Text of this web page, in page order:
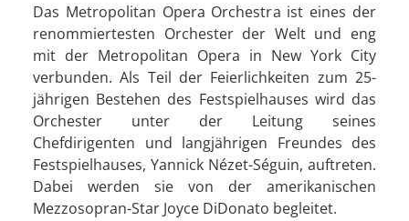
Das Metropolitan Opera Orchestra ist eines der
renommiertesten Orchester der Welt und eng
mit der Metropolitan Opera in New York City
verbunden. Als Teil der Feierlichkeiten zum 25-
jährigen Bestehen des Festspielhauses wird das
Orchester unter der Leitung seines
Chefdirigenten und langjährigen Freundes des
Festspielhauses, Yannick Nézet-Séguin, auftreten.
Dabei werden sie von der amerikanischen
Mezzosopran-Star Joyce DiDonato begleitet.